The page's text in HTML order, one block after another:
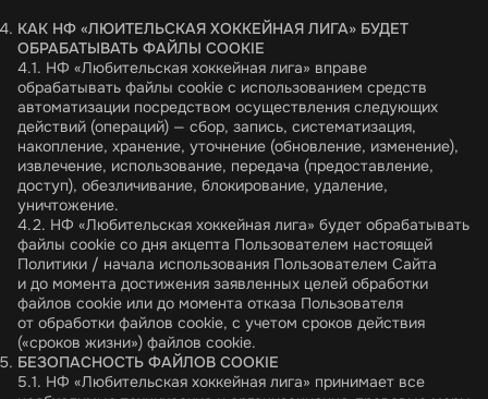
КАК НФ «ЛЮИТЕЛЬСКАЯ ХОККЕЙНАЯ ЛИГА» БУДЕТ
ОБРАБАТЫВАТЬ ФАЙЛЫ COOKIE
4.1. НФ «Любительская хоккейная лига» вправе
обрабатывать файлы cookie с использованием средств
автоматизации посредством осуществления следующих
действий (операций) — сбор, запись, систематизация,
накопление, хранение, уточнение (обновление, изменение),
извлечение, использование, передача (предоставление,
доступ), обезличивание, блокирование, удаление,
уничтожение.
4.2. НФ «Любительская хоккейная лига» будет обрабатывать
файлы cookie со дня акцепта Пользователем настоящей
Политики / начала использования Пользователем Сайта
и до момента достижения заявленных целей обработки
файлов cookie или до момента отказа Пользователя
от обработки файлов cookie, с учетом сроков действия
(«сроков жизни») файлов cookie.
БЕЗОПАСНОСТЬ ФАЙЛОВ COOKIE
5.1. НФ «Любительская хоккейная лига» принимает все